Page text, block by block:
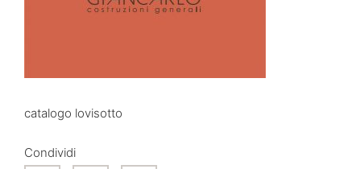
catalogo lovisotto
Condividi